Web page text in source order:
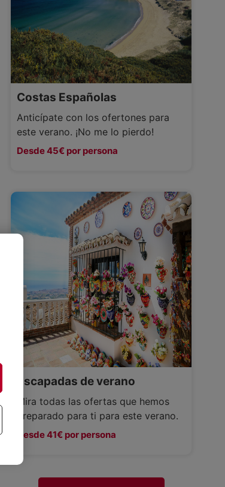
Costas Españolas
Anticípate con los ofertones para
este verano. ¡No me lo pierdo!
Desde 45€ por persona
Escapadas de verano
Mira todas las ofertas que hemos
preparado para ti para este verano.
Desde 41€ por persona